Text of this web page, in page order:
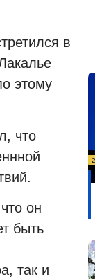
в
этому
что
он
быть
так и